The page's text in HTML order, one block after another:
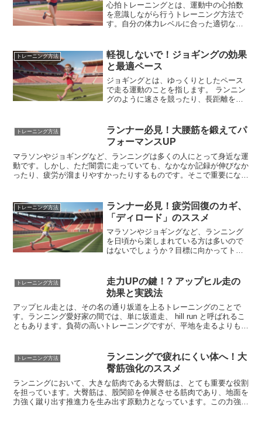
心拍トレーニングとは、運動中の心拍数
を意識しながら行うトレーニング方法で
す。自分の体力レベルに合った適切な運
ランニング初心者の場合、最初から飛ば
しすぎてしまったり、逆に強度が低すぎ
たりすることがあります。しかし、心拍
トレーニングを取り入れることで、自分
の目標や体力レベルに合った最適な運動
強度を把握しながら走ることができるの
トレーニング方法
軽視しないで！ジョギングの効果
と最適ペース
ジョギングとは、ゆっくりとしたペース
で走る運動のことを指します。 ランニン
グのように速さを競ったり、長距離を走
いです。そのため、自分のペースで無理
なく続けることができるという点も、ジ
ョギングの魅力と言えるでしょう。
トレーニング方法
ランナー必見！大腰筋を鍛えてパ
フォーマンスUP
マラソンやジョギングなど、ランニングは多くの人にとって身近な運
動です。しかし、ただ闇雲に走っていても、なかなか記録が伸びなか
ったり、疲労が溜まりやすかったりするものです。そこで重要になっ
ニングにおいては、特に以下の2点において重要な役割を果たしてい
ます。まず、大腰筋は足を前に振り出す動作をスムーズにします。ラ
ンニング中は、地面を蹴った後、素早く足を前に戻す必要があります
が、この動作を力強く、そして効率的に行うために大腰筋が重要な役
割を果たします。次に、大腰筋は体幹を安定させる役割も担っていま
す。ランニング中は、体幹が安定することで、無駄な動きが減り、エ
トレーニング方法
ランナー必見！疲労回復のカギ、
「ディロード」のススメ
マラソンやジョギングなど、ランニング
を日頃から楽しまれている方は多いので
はないでしょうか？目標に向かってトレ
もあるでしょう。ランニングにおいて、
効率的に疲労を回復させ、さらなるパフ
ォーマンス向上を目指すために重要なの
が「ディロード」です。このでは、ラン
ナーにとって知っておきたい「ディロー
ド」について解説していきます。
トレーニング方法
走力UPの鍵！? アップヒル走の
効果と実践法
アップヒル走とは、その名の通り坂道を上るトレーニングのことで
す。ランニング愛好家の間では、単に坂道走、 hill run と呼ばれるこ
ともあります。負荷の高いトレーニングですが、平地を走るよりも効
トレーニング方法
ランニングで疲れにくい体へ！大
臀筋強化のススメ
ランニングにおいて、大きな筋肉である大臀筋は、とても重要な役割
を担っています。大臀筋は、股関節を伸展させる筋肉であり、地面を
力強く蹴り出す推進力を生み出す原動力となっています。この力強い